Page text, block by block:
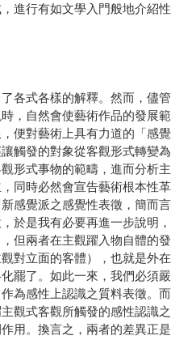
進行有如文學入門般地介
式各樣的解釋。然而，儘
，自然會使藝術作品的發
便對藝術上具有力道的「
觸發的對象從客觀形式轉
形式事物的範疇，進而分
同時必然會宣告藝術根本性
感覺派之感覺性表徵，簡
於是我有必要再進一步說
但兩者在主觀躍入物自體
對立面的客體），也就是
罷了。如此一來，我們必
為感性上認識之質料表徵
觀式客觀所觸發的感性認
用。換言之，兩者的差異正